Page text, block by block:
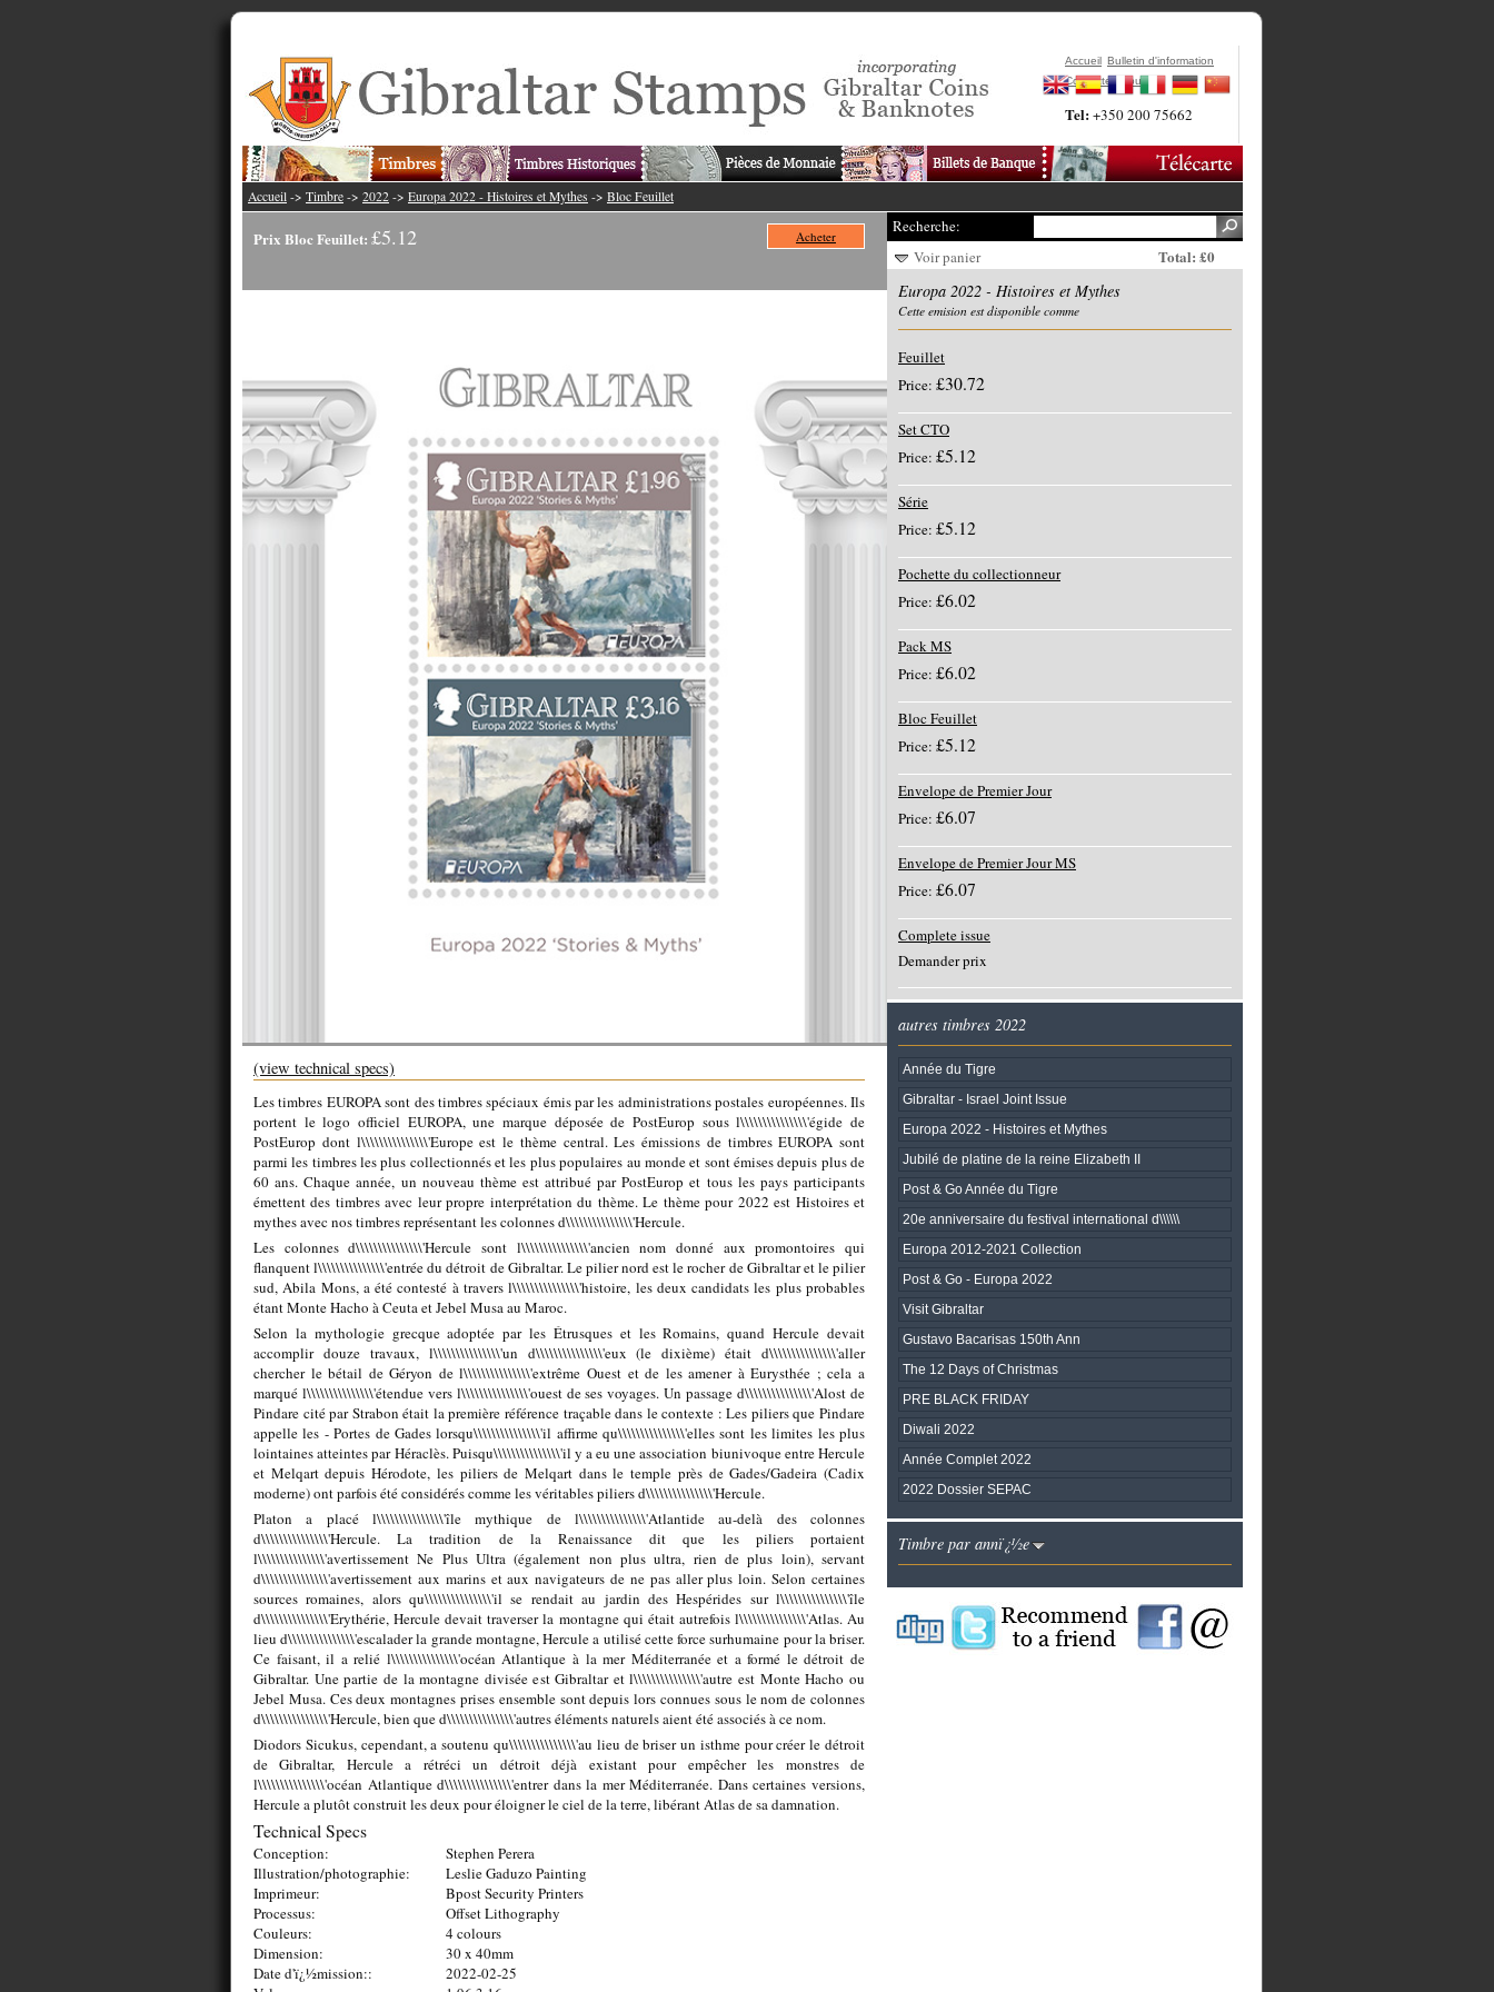
Accueil Bulletin d'information
Contactez-Nous
Tel:+350 200 75662
Accueil -> Timbre -> 2022 -> Europa 2022 - Histoires et Mythes -> Bloc Feuillet
Prix Bloc Feuillet: £5.12 Acheter
(view technical specs)
Les timbres EUROPA sont des timbres spéciaux émis par les administrations postales européennes. Ils
portent le logo officiel EUROPA, une marque déposée de PostEurop sous l\\\\\\\\\\\\\\\'égide de
PostEurop dont l\\\\\\\\\\\\\\\'Europe est le thème central. Les émissions de timbres EUROPA sont
parmi les timbres les plus collectionnés et les plus populaires au monde et sont émises depuis plus de
60 ans. Chaque année, un nouveau thème est attribué par PostEurop et tous les pays participants
émettent des timbres avec leur propre interprétation du thème. Le thème pour 2022 est Histoires et
mythes avec nos timbres représentant les colonnes d\\\\\\\\\\\\\\\'Hercule.
Les colonnes d\\\\\\\\\\\\\\\'Hercule sont l\\\\\\\\\\\\\\\'ancien nom donné aux promontoires qui
flanquent l\\\\\\\\\\\\\\\'entrée du détroit de Gibraltar. Le pilier nord est le rocher de Gibraltar et le pilier
sud, Abila Mons, a été contesté à travers l\\\\\\\\\\\\\\\'histoire, les deux candidats les plus probables
étant Monte Hacho à Ceuta et Jebel Musa au Maroc.
Selon la mythologie grecque adoptée par les Étrusques et les Romains, quand Hercule devait
accomplir douze travaux, l\\\\\\\\\\\\\\\'un d\\\\\\\\\\\\\\\'eux (le dixième) était d\\\\\\\\\\\\\\\'aller
chercher le bétail de Géryon de l\\\\\\\\\\\\\\\'extrême Ouest et de les amener à Eurysthée ; cela a
marqué l\\\\\\\\\\\\\\\'étendue vers l\\\\\\\\\\\\\\\'ouest de ses voyages. Un passage d\\\\\\\\\\\\\\\'Alost de
Pindare cité par Strabon était la première référence traçable dans le contexte : Les piliers que Pindare
appelle les - Portes de Gades lorsqu\\\\\\\\\\\\\\\'il affirme qu\\\\\\\\\\\\\\\'elles sont les limites les plus
lointaines atteintes par Héraclès. Puisqu\\\\\\\\\\\\\\\'il y a eu une association biunivoque entre Hercule
et Melqart depuis Hérodote, les piliers de Melqart dans le temple près de Gades/Gadeira (Cadix
moderne) ont parfois été considérés comme les véritables piliers d\\\\\\\\\\\\\\\'Hercule.
Platon a placé l\\\\\\\\\\\\\\\'île mythique de l\\\\\\\\\\\\\\\'Atlantide au-delà des colonnes
d\\\\\\\\\\\\\\\'Hercule. La tradition de la Renaissance dit que les piliers portaient
l\\\\\\\\\\\\\\\'avertissement Ne Plus Ultra (également non plus ultra, rien de plus loin), servant
d\\\\\\\\\\\\\\\'avertissement aux marins et aux navigateurs de ne pas aller plus loin. Selon certaines
sources romaines, alors qu\\\\\\\\\\\\\\\'il se rendait au jardin des Hespérides sur l\\\\\\\\\\\\\\\'île
d\\\\\\\\\\\\\\\'Erythérie, Hercule devait traverser la montagne qui était autrefois l\\\\\\\\\\\\\\\'Atlas. Au
lieu d\\\\\\\\\\\\\\\'escalader la grande montagne, Hercule a utilisé cette force surhumaine pour la briser.
Ce faisant, il a relié l\\\\\\\\\\\\\\\'océan Atlantique à la mer Méditerranée et a formé le détroit de
Gibraltar. Une partie de la montagne divisée est Gibraltar et l\\\\\\\\\\\\\\\'autre est Monte Hacho ou
Jebel Musa. Ces deux montagnes prises ensemble sont depuis lors connues sous le nom de colonnes
d\\\\\\\\\\\\\\\'Hercule, bien que d\\\\\\\\\\\\\\\'autres éléments naturels aient été associés à ce nom.
Diodors Sicukus, cependant, a soutenu qu\\\\\\\\\\\\\\\'au lieu de briser un isthme pour créer le détroit
de Gibraltar, Hercule a rétréci un détroit déjà existant pour empêcher les monstres de
l\\\\\\\\\\\\\\\'océan Atlantique d\\\\\\\\\\\\\\\'entrer dans la mer Méditerranée. Dans certaines versions,
Hercule a plutôt construit les deux pour éloigner le ciel de la terre, libérant Atlas de sa damnation.
Technical Specs
Conception:
Stephen Perera
Illustration/photographie:
Leslie Gaduzo Painting
Imprimeur:
Bpost Security Printers
Processus:
Offset Lithography
Couleurs:
4 colours
Dimension:
30 x 40mm
Date d'ï¿½mission::
2022-02-25
Recherche:
Voir panier
Total: £0
Europa 2022 - Histoires et Mythes
Cette emision est disponible comme
Feuillet
Price: £30.72
Set CTO
Price: £5.12
Série
Price: £5.12
Pochette du collectionneur
Price: £6.02
Pack MS
Price: £6.02
Bloc Feuillet
Price: £5.12
Envelope de Premier Jour
Price: £6.07
Envelope de Premier Jour MS
Price: £6.07
Complete issue
Demander prix
autres timbres 2022
Année du Tigre
Gibraltar - Israel Joint Issue
Europa 2022 - Histoires et Mythes
Jubilé de platine de la reine Elizabeth II
Post & Go Année du Tigre
20e anniversaire du festival international d\\\\\\
Europa 2012-2021 Collection
Post & Go - Europa 2022
Visit Gibraltar
Gustavo Bacarisas 150th Ann
The 12 Days of Christmas
PRE BLACK FRIDAY
Diwali 2022
Année Complet 2022
2022 Dossier SEPAC
Timbre par annï¿½e